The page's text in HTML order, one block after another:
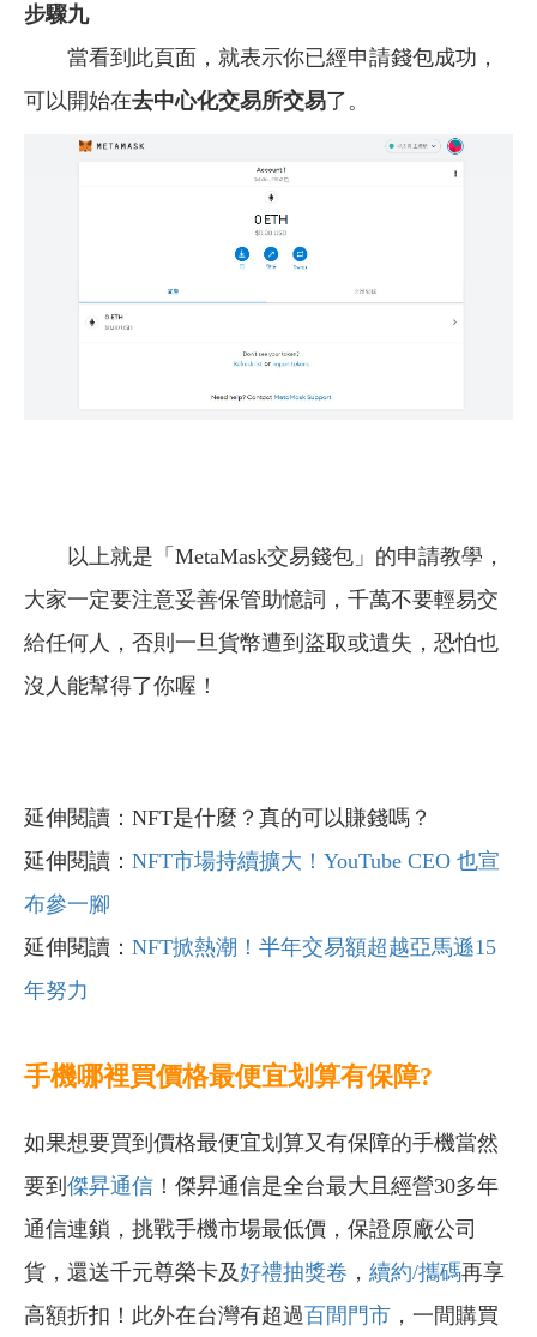
步驟九
當看到此頁面，就表示你已經申請錢包成功，
可以開始在去中心化交易所交易了。
以上就是「MetaMask交易錢包」的申請教學，
大家一定要注意妥善保管助憶詞，千萬不要輕易交
給任何人，否則一旦貨幣遭到盜取或遺失，恐怕也
沒人能幫得了你喔！
延伸閱讀：NFT是什麼？真的可以賺錢嗎？
延伸閱讀： NFT市場持續擴大！YouTube CEO 也宣
布參一腳
延伸閱讀： NFT掀熱潮！半年交易額超越亞馬遜15
年努力
手機哪裡買價格最便宜划算有保障?
如果想要買到價格最便宜划算又有保障的手機當然
要到 傑昇通信 ！傑昇通信是全台最大且經營30多年
通信連鎖，挑戰手機市場最低價，保證原廠公司
貨，還送千元尊榮卡及好禮抽獎卷 ， 續約/攜碼再享
高額折扣！此外在台灣有超過百間門市 ，一間購買